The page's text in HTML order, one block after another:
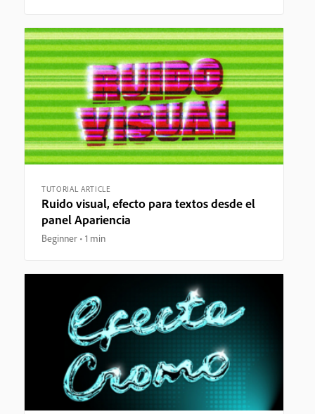
TUTORIAL ARTICLE
Ruido visual, efecto para textos desde el
panel Apariencia
Beginner 1 min